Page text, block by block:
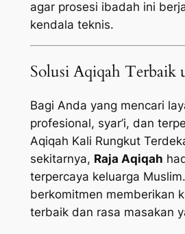
agar prosesi ibadah ini
kendala teknis.
Solusi Aqiqah Terbaik
Bagi Anda yang mencari
profesional, syar’i, dan
Aqiqah Kali Rungkut
sekitarnya, Raja Aqiqah
terpercaya keluarga
berkomitmen memberikan
terbaik dan rasa masakan